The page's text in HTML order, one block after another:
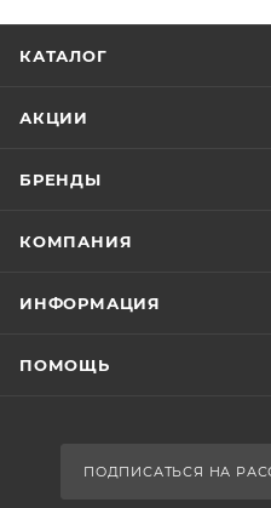
КАТАЛОГ
АКЦИИ
БРЕНДЫ
КОМПАНИЯ
ИНФОРМАЦИЯ
ПОМОЩЬ
ПОДПИСАТЬСЯ НА